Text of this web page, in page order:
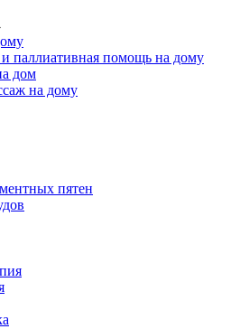
паллиативная помощь на дому
дом
на дому
пятен